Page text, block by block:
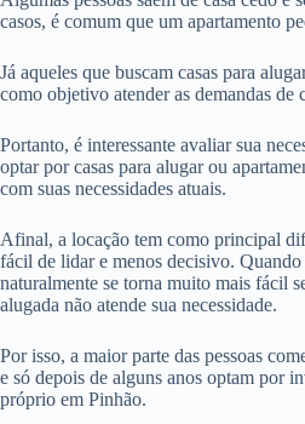
casos, é comum que um apartamento
Já aqueles que buscam casas para
como objetivo atender as demandas de
Portanto, é interessante avaliar sua
optar por casas para alugar ou
com suas necessidades atuais.
Afinal, a locação tem como principal
fácil de lidar e menos decisivo.
naturalmente se torna muito mais fácil
alugada não atende sua necessidade.
Por isso, a maior parte das pessoas
e só depois de alguns anos optam por
próprio em Pinhão.